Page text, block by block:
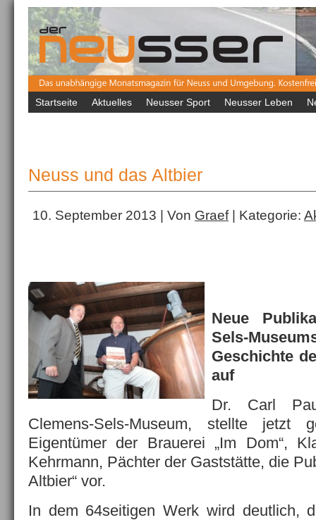
Startseite Aktuelles Neusser Sport Neusser Leben
Neuss und das Altbier
10. September 2013 | Von Graef| Kategorie:
Neue
Sels-
Geschichte
auf
Dr. Carl
Clemens-Sels-Museum, stellte jetzt
Eigentümer der Brauerei „Im Dom“,
Kehrmann, Pächter der Gaststätte, die
Altbier“ vor.
In dem 64seitigen Werk wird deutlich,